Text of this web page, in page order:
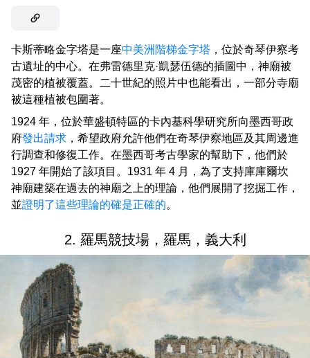
卡斯蒂略金字塔是一座中美洲階梯金字塔 ，位於奇琴伊察考
古遺址的中心。在弗雷德里克·凱瑟伍德的插圖中，神廟被
茂密的植被覆蓋。二十世紀的照片中也能看出，一部分寺廟
被這種植被包圍著。
1924 年，位於華盛頓特區的卡內基科學研究所向墨西哥政
府發出請求 ，希望政府允許他們在奇琴伊察地區及其周邊進
行調查和修復工作。在墨西哥考古學家的幫助下，他們於
1927 年開始了該項目。1931 年 4 月，為了支持庫庫爾坎
神廟建築在過去的神廟之上的理論，他們展開了挖掘工作，
並證明了這些理論的確是正確的。
2. 羅馬競技場，羅馬，義大利